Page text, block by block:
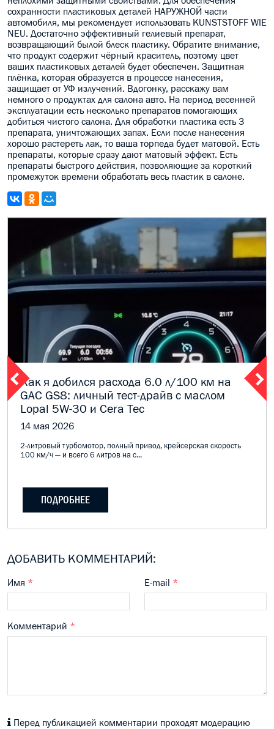
сохранности пластиковых деталей НАРУЖНОЙ части
автомобиля, мы рекомендует использовать KUNSTSTOFF WIE
NEU. Достаточно эффективный гелиевый препарат,
возвращающий былой блеск пластику. Обратите внимание,
что продукт содержит чёрный краситель, поэтому цвет
ваших пластиковых деталей будет обеспечен. Защитная
плёнка, которая образуется в процессе нанесения,
защищает от УФ излучений. Вдогонку, расскажу вам
немного о продуктах для салона авто. На период весенней
эксплуатации есть несколько препаратов помогающих
добиться чистого салона. Для обработки пластика есть 3
препарата, уничтожающих запах. Если после нанесения
хорошо растереть лак, то ваша торпеда будет матовой. Есть
препараты, которые сразу дают матовый эффект. Есть
препараты быстрого действия, позволяющие за короткий
промежуток времени обработать весь пластик в салоне.
Как я добился расхода 6.0 л/100 км на
GAC GS8: личный тест-драйв с маслом
Lopal 5W-30 и Cera Tec
14 мая 2026
2-литровый турбомотор, полный привод, крейсерская скорость
100 км/ч — и всего 6 литров на с...
ПОДРОБНЕЕ
ДОБАВИТЬ КОММЕНТАРИЙ:
Имя * E-mail *
Комментарий *
Перед публикацией комментарии проходят модерацию